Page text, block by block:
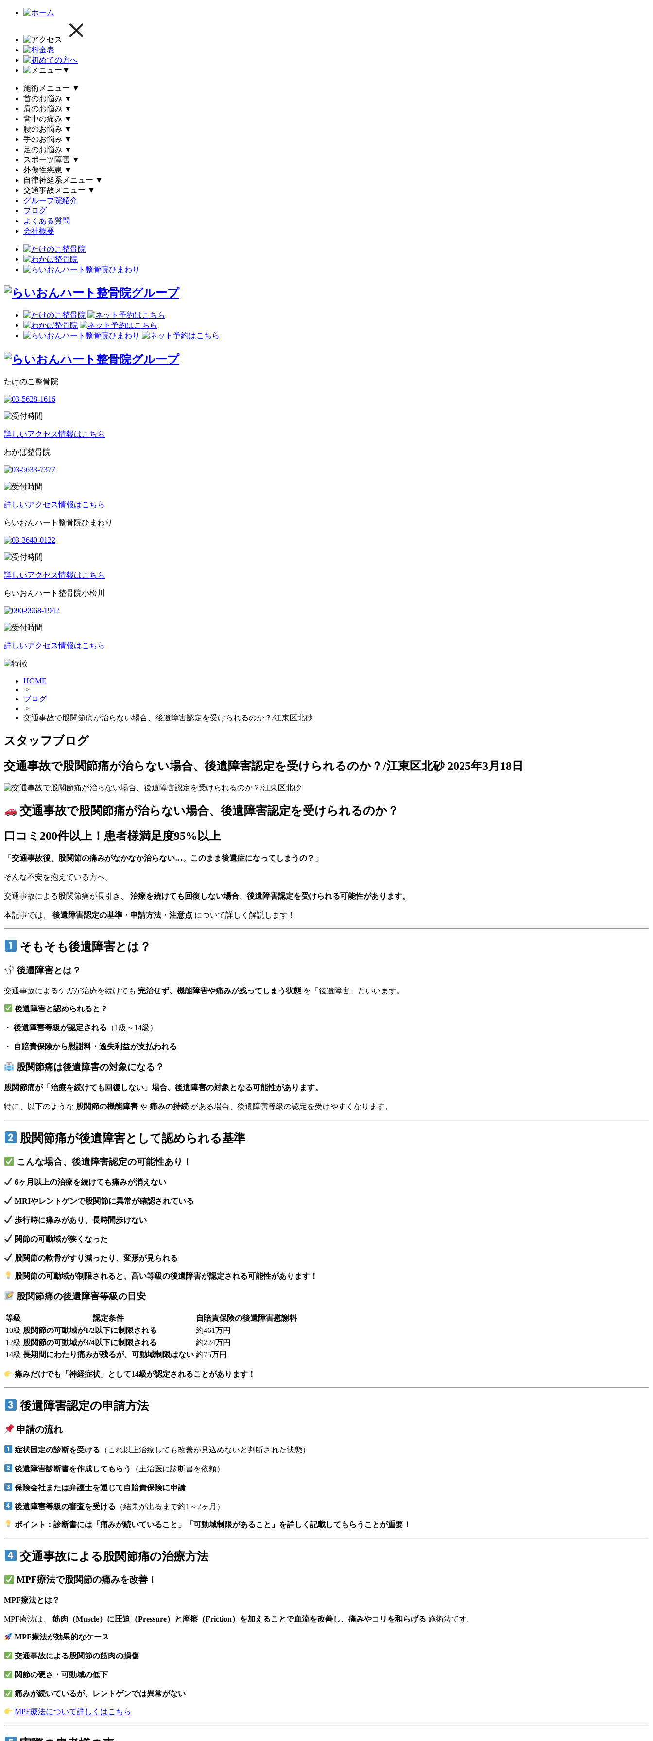
▼
施術メニュー ▼
首のお悩み ▼
肩のお悩み ▼
背中の痛み ▼
腰のお悩み ▼
手のお悩み ▼
足のお悩み ▼
スポーツ障害 ▼
外傷性疾患 ▼
自律神経系メニュー ▼
交通事故メニュー ▼
グループ院紹介
ブログ
よくある質問
会社概要
たけのこ整骨院
詳しいアクセス情報はこちら
わかば整骨院
詳しいアクセス情報はこちら
らいおんハート整骨院ひまわり
詳しいアクセス情報はこちら
らいおんハート整骨院小松川
詳しいアクセス情報はこちら
HOME
>
ブログ
>
交通事故で股関節痛が治らない場合、後遺障害認定を受けられるのか？/江東区北砂
スタッフブログ
交通事故で股関節痛が治らない場合、後遺障害認定を受けられるのか？/江東区北砂 2025年3月18日
交通事故で股関節痛が治らない場合、後遺障害認定を受けられるのか？
口コミ200件以上！患者様満足度95%以上
「交通事故後、股関節の痛みがなかなか治らない…。このまま後遺症になってしまうの？」
そんな不安を抱えている方へ。
交通事故による股関節痛が長引き、 治療を続けても回復しない場合、後遺障害認定を受けられる可能性があります。
本記事では、 後遺障害認定の基準・申請方法・注意点 について詳しく解説します！
そもそも後遺障害とは？
後遺障害とは？
交通事故によるケガが治療を続けても 完治せず、機能障害や痛みが残ってしまう状態 を「後遺障害」といいます。
後遺障害と認められると？
・ 後遺障害等級が認定される （1級～14級）
・ 自賠責保険から慰謝料・逸失利益が支払われる
股関節痛は後遺障害の対象になる？
股関節痛が「治療を続けても回復しない」場合、後遺障害の対象となる可能性があります。
特に、以下のような 股関節の機能障害 や 痛みの持続 がある場合、後遺障害等級の認定を受けやすくなります。
股関節痛が後遺障害として認められる基準
こんな場合、後遺障害認定の可能性あり！
6ヶ月以上の治療を続けても痛みが消えない
MRIやレントゲンで股関節に異常が確認されている
歩行時に痛みがあり、長時間歩けない
関節の可動域が狭くなった
股関節の軟骨がすり減ったり、変形が見られる
股関節の可動域が制限されると、高い等級の後遺障害が認定される可能性があります！
股関節痛の後遺障害等級の目安
等級 認定条件
自賠責保険の後遺障害慰謝料
10級 股関節の可動域が1/2以下に制限される
約461万円
12級 股関節の可動域が3/4以下に制限される
約224万円
14級 長期間にわたり痛みが残るが、可動域制限はない 約75万円
痛みだけでも「神経症状」として14級が認定されることがあります！
後遺障害認定の申請方法
申請の流れ
症状固定の診断を受ける （これ以上治療しても改善が見込めないと判断された状態）
後遺障害診断書を作成してもらう （主治医に診断書を依頼）
保険会社または弁護士を通じて自賠責保険に申請
後遺障害等級の審査を受ける （結果が出るまで約1～2ヶ月）
ポイント：診断書には「痛みが続いていること」「可動域制限があること」を詳しく記載してもらうことが重要！
交通事故による股関節痛の治療方法
MPF療法で股関節の痛みを改善！
MPF療法とは？
MPF療法は、 筋肉（Muscle）に圧迫（Pressure）と摩擦（Friction）を加えることで血流を改善し、痛みやコリを和らげる 施術法です。
MPF療法が効果的なケース
交通事故による股関節の筋肉の損傷
関節の硬さ・可動域の低下
痛みが続いているが、レントゲンでは異常がない
MPF療法について詳しくはこちら